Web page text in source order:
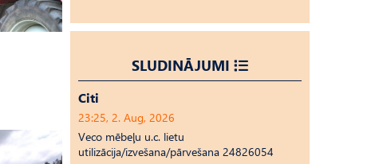
SLUDINĀJUMI
Citi
23:25, 2. Aug, 2026
Veco mēbeļu u.c. lietu
utilizācija/izvešana/pārvešana 24826054